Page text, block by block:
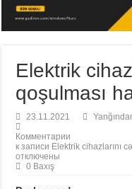
Elektrik
qoşulması
23.11.2021
Комментарии
к записи Elektrik cihazlarını
отключены
0 Baxış